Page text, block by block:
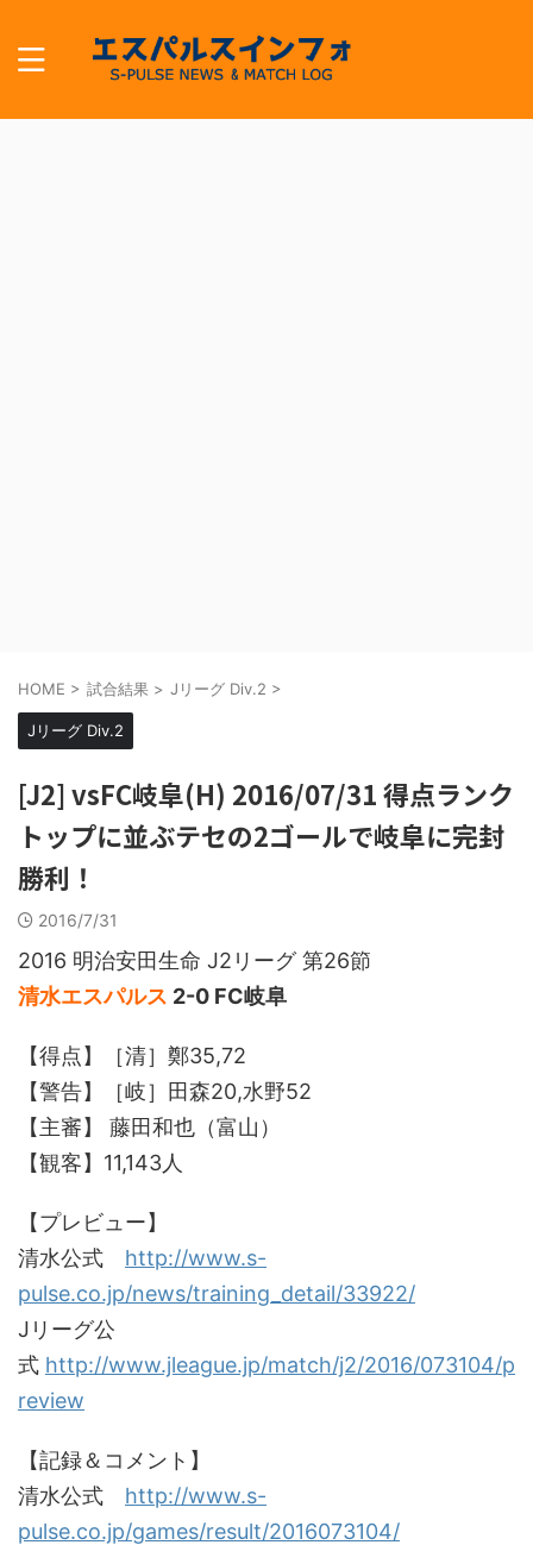
HOME > 試合結果 > Jリーグ Div.2 >
Jリーグ Div.2
[J2] vsFC岐阜(H) 2016/07/31 得点ランク
トップに並ぶテセの2ゴールで岐阜に完封
勝利！
2016/7/31
2016 明治安田生命 J2リーグ 第26節
清水エスパルス 2-0 FC岐阜
【得点】［清］鄭35,72
【警告】［岐］田森20,水野52
【主審】 藤田和也（富山）
【観客】11,143人
【プレビュー】
清水公式 http://www.s-
pulse.co.jp/news/training_detail/33922/
Jリーグ公
式 http://www.jleague.jp/match/j2/2016/073104/p
review
【記録＆コメント】
清水公式 http://www.s-
pulse.co.jp/games/result/2016073104/